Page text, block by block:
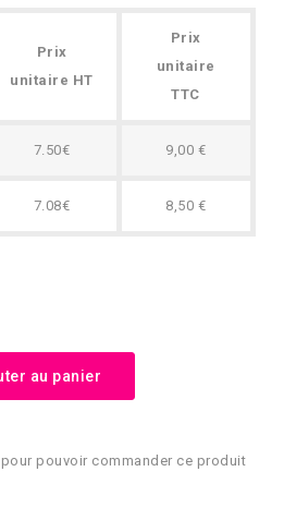
Prix
unitaire HT
Prix
unitaire
TTC
7.50€ 9,00 €
7.08€ 8,50 €
au panier
pouvoir commander ce produit